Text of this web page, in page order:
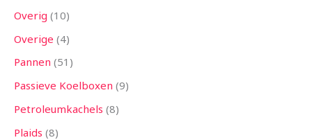
Overig 10
Overige 4
Pannen 51
Passieve Koelboxen 9
Petroleumkachels 8
Plaids 8